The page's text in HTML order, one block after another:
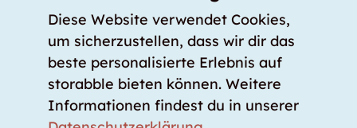
Medienbeiträge
Wie gross muss ein Lagerraum sein?
Was kostet ein Lagerraum?
Für Lageranbieter
Diese Website verwendet Cookies,
um sicherzustellen, dass wir dir das
beste personalisierte Erlebnis auf
storabble bieten können. Weitere
Informationen findest du in unserer